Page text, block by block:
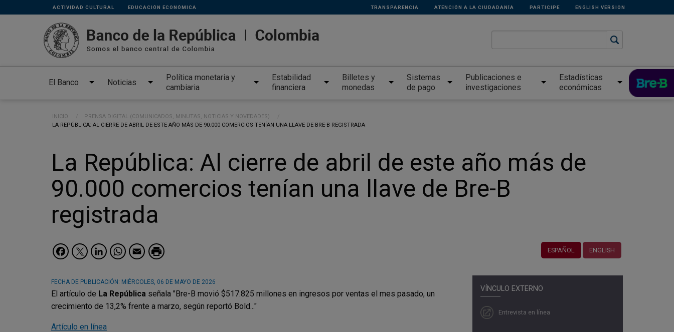
Pasar al contenido principal
Links
secundarios
ACTIVIDAD CULTURAL EDUCACIÓN ECONÓMICA TRANSPARENCIA ATENCIÓN A LA CIUDADANÍA PARTICIPE ENGLISH VERSION
El Banco Noticias
Política monetaria y
cambiaria
Estabilidad
financiera
Billetes y
monedas
Sistemas
de pago
Publicaciones e
investigaciones
Estadísticas
económicas
Ruta de navegación
INICIO
PRENSA DIGITAL (COMUNICADOS, MINUTAS, NOTICIAS Y NOVEDADES)
CURRENT:
LA REPÚBLICA: AL CIERRE DE ABRIL DE ESTE AÑO MÁS DE 90.000 COMERCIOS TENÍAN UNA LLAVE DE BRE-B REGISTRADA
La República: Al cierre de abril de este año más de
90.000 comercios tenían una llave de Bre-B
registrada
ESPAÑOL ENGLISH
Facebook
Twitter
LinkedIn
WhatsApp
Email
VÍNCULO EXTERNO
Entrevista en línea
FECHA DE PUBLICACIÓN: MIÉRCOLES, 06 DE MAYO DE 2026
El artículo de La República señala "Bre-B movió $517.825 millones en ingresos por ventas el mes pasado, un
crecimiento de 13,2% frente a marzo, según reportó Bold..."
Artículo en línea